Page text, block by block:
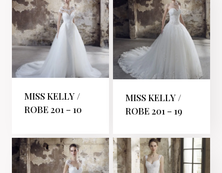
MISS KELLY /
ROBE 201 – 10
MISS KELLY /
ROBE 201 – 19